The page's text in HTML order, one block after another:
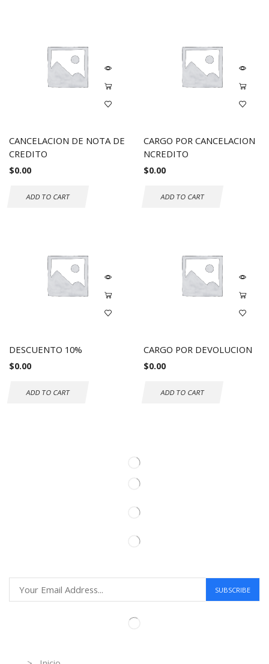
CANCELACION DE NOTA DE
CREDITO
$0.00
ADD TO CART
CARGO POR CANCELACION
NCREDITO
$0.00
ADD TO CART
DESCUENTO 10%
$0.00
ADD TO CART
CARGO POR DEVOLUCION
$0.00
ADD TO CART